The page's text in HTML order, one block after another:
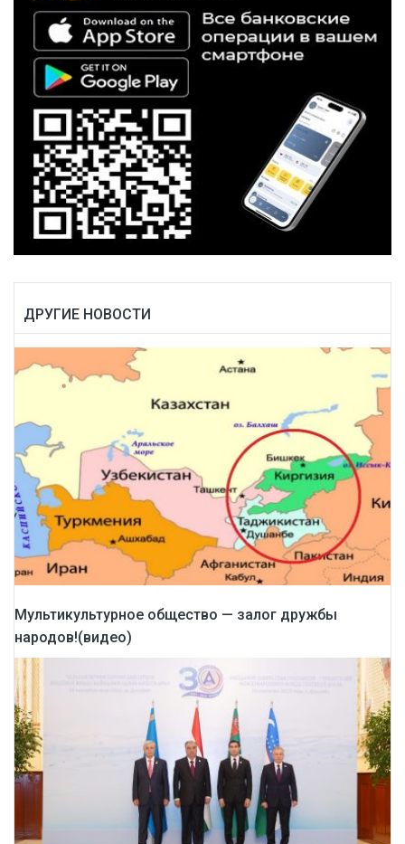
ДРУГИЕ НОВОСТИ
Мультикультурное общество — залог дружбы
народов!(видео)